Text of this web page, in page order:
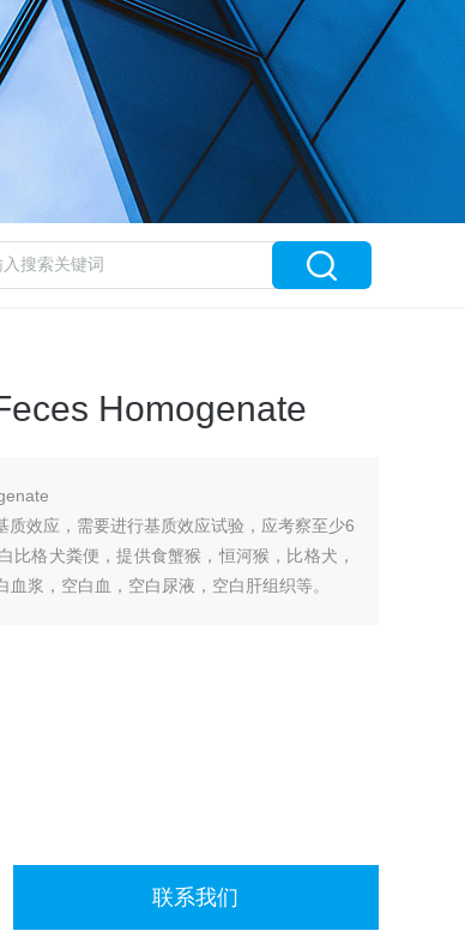
Homogenate
效应，需要进行基质效应试验，应考察至少6
格犬粪便，提供食蟹猴，恒河猴，比格犬，
浆，空白血，空白尿液，空白肝组织等。
联系我们